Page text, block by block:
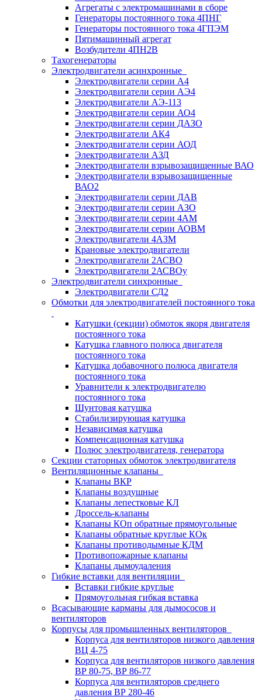
Агрегаты с электромашинами в сборе
Генераторы постоянного тока 4ПНГ
Генераторы постоянного тока 4ГПЭМ
Пятимашинный агрегат
Возбудители 4ПН2В
Тахогенераторы
Электродвигатели асинхронные
Электродвигатели серии А4
Электродвигатели серии АЭ4
Электродвигатели АЭ-113
Электродвигатели серии АО4
Электродвигатели серии ДАЗО
Электродвигатели АК4
Электродвигатели серии АОД
Электродвигатели АЗД
Электродвигатели взрывозащищенные ВАО
Электродвигатели взрывозащищенные
ВАО2
Электродвигатели серии ДАВ
Электродвигатели серии АЗО
Электродвигатели серии 4АМ
Электродвигатели серии АОВМ
Электродвигатели 4АЗМ
Крановые электродвигатели
Электродвигатели 2АСВО
Электродвигатели 2АСВОу
Электродвигатели синхронные
Электродвигатели СД2
Обмотки для электродвигателей постоянного тока
Катушки (секции) обмоток якоря двигателя
постоянного тока
Катушка главного полюса двигателя
постоянного тока
Катушка добавочного полюса двигателя
постоянного тока
Уравнители к электродвигателю
постоянного тока
Шунтовая катушка
Стабилизирующая катушка
Независимая катушка
Компенсационная катушка
Полюс электродвигателя, генератора
Секции статорных обмоток электродвигателя
Вентиляционные клапаны
Клапаны ВКР
Клапаны воздушные
Клапаны лепестковые КЛ
Дроссель-клапаны
Клапаны КОп обратные прямоугольные
Клапаны обратные круглые КОк
Клапаны противодымные КДМ
Противопожарные клапаны
Клапаны дымоудаления
Гибкие вставки для вентиляции
Вставки гибкие круглые
Прямоугольная гибкая вставка
Всасывающие карманы для дымососов и
вентиляторов
Корпусы для промышленных вентиляторов
Корпуса для вентиляторов низкого давления
ВЦ 4-75
Корпуса для вентиляторов низкого давления
ВР 80-75, ВР 86-77
Корпуса для вентиляторов среднего
давления ВР 280-46